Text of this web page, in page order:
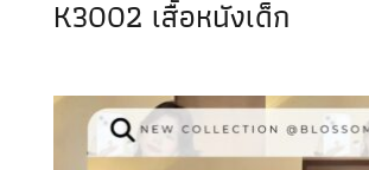
K3002 เสื้อหนังเด็ก